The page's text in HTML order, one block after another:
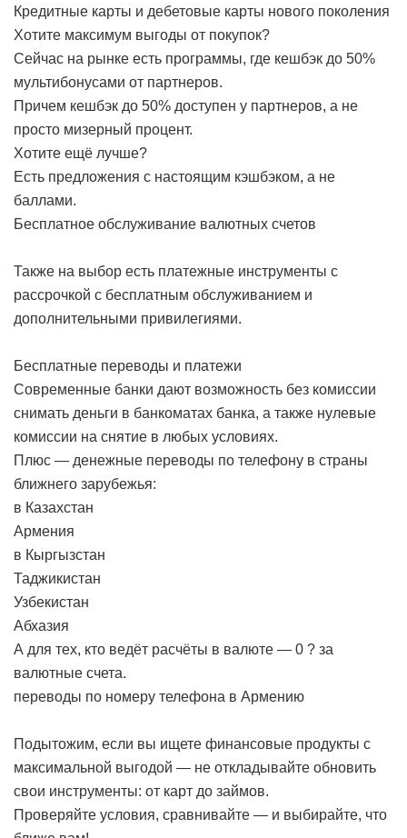
Кредитные карты и дебетовые карты нового поколения
Хотите максимум выгоды от покупок?
Сейчас на рынке есть программы, где кешбэк до 50%
мультибонусами от партнеров.
Причем кешбэк до 50% доступен у партнеров, а не
просто мизерный процент.
Хотите ещё лучше?
Есть предложения с настоящим кэшбэком, а не
баллами.
Бесплатное обслуживание валютных счетов
Также на выбор есть платежные инструменты с
рассрочкой с бесплатным обслуживанием и
дополнительными привилегиями.
Бесплатные переводы и платежи
Современные банки дают возможность без комиссии
снимать деньги в банкоматах банка, а также нулевые
комиссии на снятие в любых условиях.
Плюс — денежные переводы по телефону в страны
ближнего зарубежья:
в Казахстан
Армения
в Кыргызстан
Таджикистан
Узбекистан
Абхазия
А для тех, кто ведёт расчёты в валюте — 0 ? за
валютные счета.
переводы по номеру телефона в Армению
Подытожим, если вы ищете финансовые продукты с
максимальной выгодой — не откладывайте обновить
свои инструменты: от карт до займов.
Проверяйте условия, сравнивайте — и выбирайте, что